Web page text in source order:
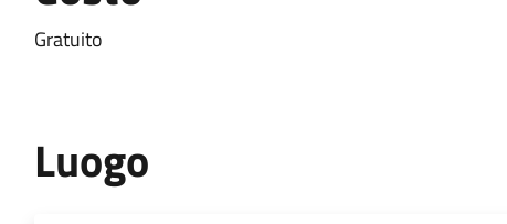
Gratuito
Luogo